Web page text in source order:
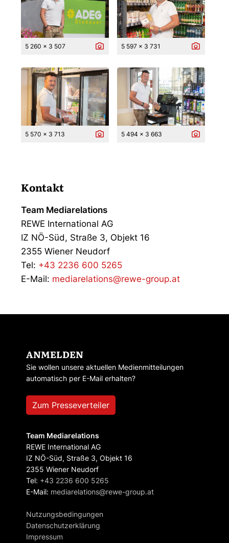
5 260 x 3 507 5 597 x 3 731
5 570 x 3 713 5 494 x 3 663
Kontakt
Team Mediarelations
REWE International AG
IZ NÖ-Süd, Straße 3, Objekt 16
2355 Wiener Neudorf
Tel: +43 2236 600 5265
E-Mail: mediarelations@rewe-group.at
ANMELDEN
Sie wollen unsere aktuellen Medienmitteilungen
automatisch per E-Mail erhalten?
Zum Presseverteiler
Team Mediarelations
REWE International AG
IZ NÖ-Süd, Straße 3, Objekt 16
2355 Wiener Neudorf
Tel: +43 2236 600 5265
E-Mail: mediarelations@rewe-group.at
Nutzungsbedingungen
Datenschutzerklärung
Impressum